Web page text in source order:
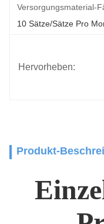
Versorgungsmaterial-
10 Sätze/Sätze Pro
Hervorheben:
Produkt-